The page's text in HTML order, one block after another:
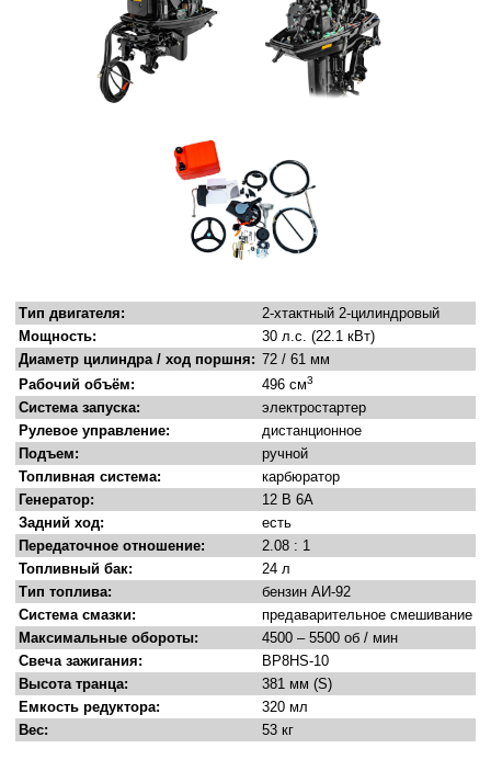
Тип двигателя:
2-хтактный 2-цилиндровый
Мощность:
30 л.с. (22.1 кВт)
Диаметр цилиндра / ход поршня: 72 / 61 мм
Рабочий объём:
496 см3
Система запуска:
электростартер
Рулевое управление:
дистанционное
Подъем:
ручной
Топливная система:
карбюратор
Генератор:
12 В 6А
Задний ход:
есть
Передаточное отношение:
2.08 : 1
Топливный бак:
24 л
Тип топлива:
бензин АИ-92
Система смазки:
предаварительное смешивание
Максимальные обороты:
4500 – 5500 об / мин
Свеча зажигания:
BP8HS-10
Высота транца:
381 мм (S)
Емкость редуктора:
320 мл
Вес:
53 кг